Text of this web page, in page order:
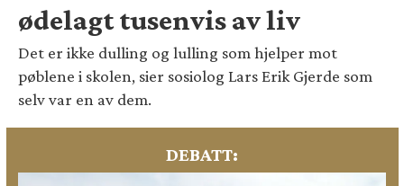
ødelagt tusenvis av liv
Det er ikke dulling og lulling som hjelper mot
pøblene i skolen, sier sosiolog Lars Erik Gjerde som
selv var en av dem.
DEBATT: